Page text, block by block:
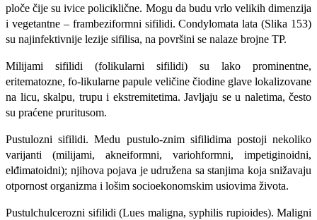
ploče čije su ivice policiklične. Mogu da budu vrlo velikih dimenzija
i vegetantne – frambeziformni sifilidi. Condylomata lata (Slika 153)
su najinfektivnije lezije sifilisa, na površini se nalaze brojne TP.
Milijami sifilidi (folikularni sifilidi) su lako prominentne,
eritematozne, fo-likularne papule veličine čiodine glave lokalizovane
na licu, skalpu, trupu i ek­stremitetima. Javljaju se u naletima, često
su praćene pruritusom.
Pustulozni sifilidi. Medu pustulo-znim sifilidima postoji nekoliko
varijanti (milijami, akneiformni, variohformni, impetiginoidni,
elđimatoidni); njihova pojava je udružena sa stanjima koja snižavaju
otpornost organizma i lošim so­cioekonomskim usiovima života.
Pustulchulcerozni sifilidi (Lues mali­gna, syphilis rupioides). Maligni